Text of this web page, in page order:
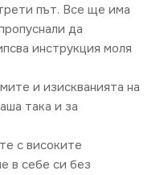
път. Все ще има
да
инструкция моля
и изискванията на
така и за
с високите
в себе си без